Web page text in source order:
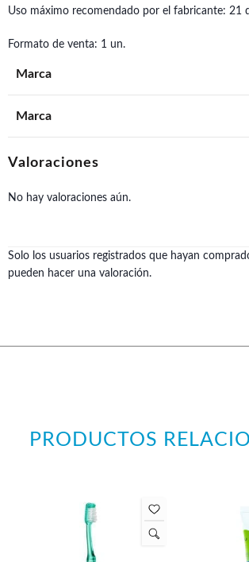
Uso máximo recomendado por el fabricante: 21
Formato de venta: 1 un.
Marca
Marca
Valoraciones
No hay valoraciones aún.
Solo los usuarios registrados que hayan
pueden hacer una valoración.
PRODUCTOS